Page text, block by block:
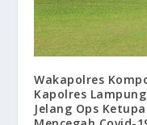
Wakapolres
Kapolres
Jelang Ops